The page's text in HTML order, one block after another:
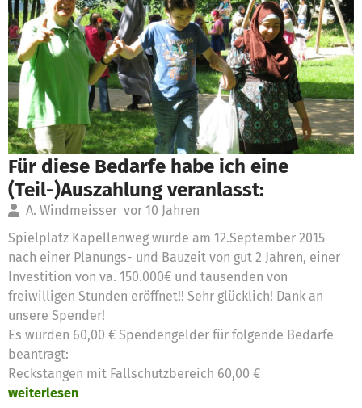
Für diese Bedarfe habe ich eine
(Teil-)Auszahlung veranlasst:
A. Windmeisser vor 10 Jahren
Spielplatz Kapellenweg wurde am 12.September 2015
nach einer Planungs- und Bauzeit von gut 2 Jahren, einer
Investition von va. 150.000€ und tausenden von
freiwilligen Stunden eröffnet!! Sehr glücklich! Dank an
unsere Spender!
Es wurden 60,00 € Spendengelder für folgende Bedarfe
beantragt:
Reckstangen mit Fallschutzbereich 60,00 €
weiterlesen